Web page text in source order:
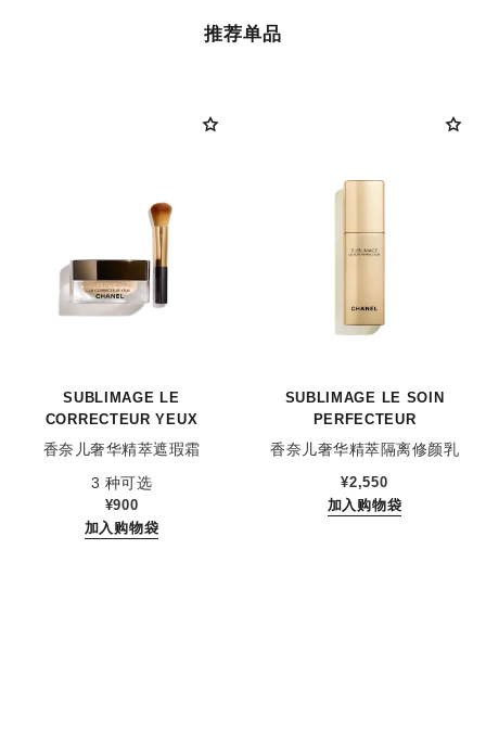
推荐单品
SUBLIMAGE LE
CORRECTEUR YEUX
香奈儿奢华精萃遮瑕霜
参考编号 131882
3 种可选
¥900
加入购物袋
SUBLIMAGE LE SOIN
PERFECTEUR
香奈儿奢华精萃隔离修颜乳
参考编号 144270
¥2,550
加入购物袋